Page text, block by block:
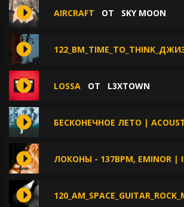
AIRCRAFT ОТ SKY MOON
LOSSA ОТ L3XTOWN
БЕСКОНЕЧНОЕ ЛЕТО |
ЛОКОНЫ - 137BPM, EMINOR |